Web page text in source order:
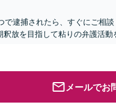
で逮捕されたら、すぐにご相
放を目指して粘りの弁護活動
メールでお